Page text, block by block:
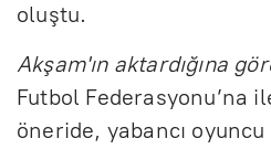
oluştu.
Akşam'ın aktardığına
Futbol Federasyonu’na
öneride, yabancı oyuncu